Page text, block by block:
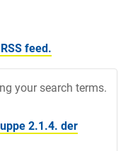
feed.
your search terms.
(newest first)
2.1.4. der